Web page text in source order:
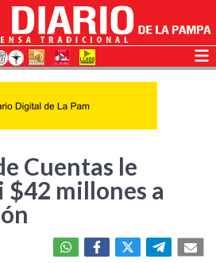
Cuentas le
$42 millones a